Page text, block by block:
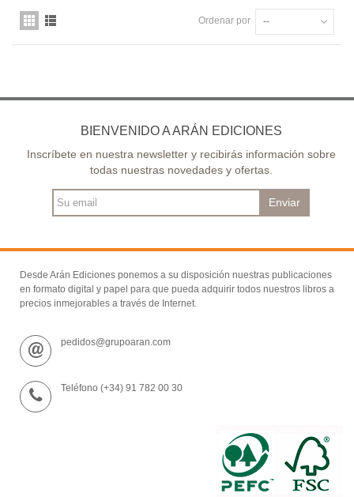
Ordenar por --
BIENVENIDO A ARÁN EDICIONES
Inscríbete en nuestra newsletter y recibirás información sobre
todas nuestras novedades y ofertas.
Enviar
Desde Arán Ediciones ponemos a su disposición nuestras publicaciones
en formato digital y papel para que pueda adquirir todos nuestros libros a
precios inmejorables a través de Internet.
pedidos@grupoaran.com
Teléfono (+34) 91 782 00 30